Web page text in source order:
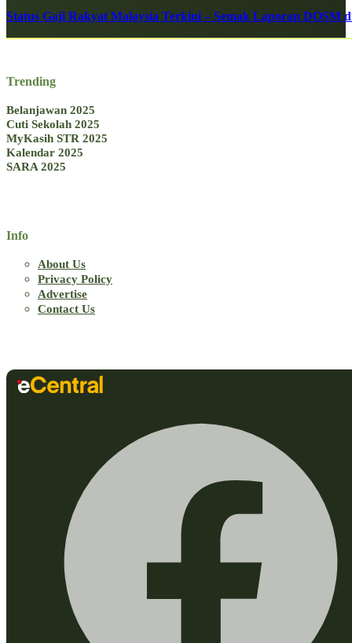
Status Gaji Rakyat Malaysia Terkini – Semak Laporan DOSM
Trending
Belanjawan 2025
Cuti Sekolah 2025
MyKasih STR 2025
Kalendar 2025
SARA 2025
Info
About Us
Privacy Policy
Advertise
Contact Us